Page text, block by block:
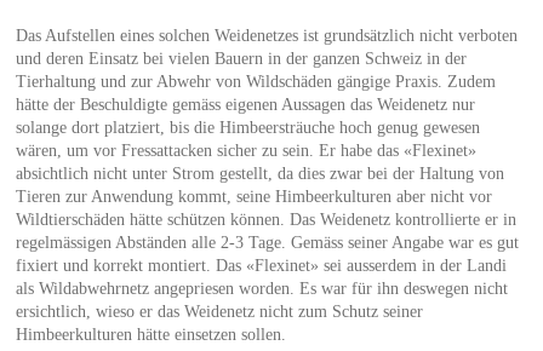
Das Aufstellen eines solchen Weidenetzes ist grundsätzlich nicht verboten
und deren Einsatz bei vielen Bauern in der ganzen Schweiz in der
Tierhaltung und zur Abwehr von Wildschäden gängige Praxis. Zudem
hätte der Beschuldigte gemäss eigenen Aussagen das Weidenetz nur
solange dort platziert, bis die Himbeersträuche hoch genug gewesen
wären, um vor Fressattacken sicher zu sein. Er habe das «Flexinet»
absichtlich nicht unter Strom gestellt, da dies zwar bei der Haltung von
Tieren zur Anwendung kommt, seine Himbeerkulturen aber nicht vor
Wildtierschäden hätte schützen können. Das Weidenetz kontrollierte er in
regelmässigen Abständen alle 2-3 Tage. Gemäss seiner Angabe war es gut
fixiert und korrekt montiert. Das «Flexinet» sei ausserdem in der Landi
als Wildabwehrnetz angepriesen worden. Es war für ihn deswegen nicht
ersichtlich, wieso er das Weidenetz nicht zum Schutz seiner
Himbeerkulturen hätte einsetzen sollen.